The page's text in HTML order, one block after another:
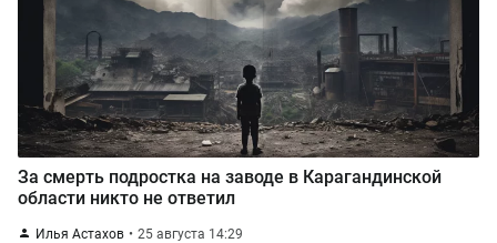
За смерть подростка на заводе в Карагандинской
области никто не ответил
Илья Астахов 25 августа 14:29